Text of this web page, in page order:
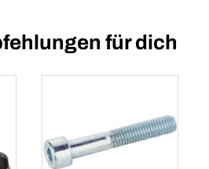
für dich